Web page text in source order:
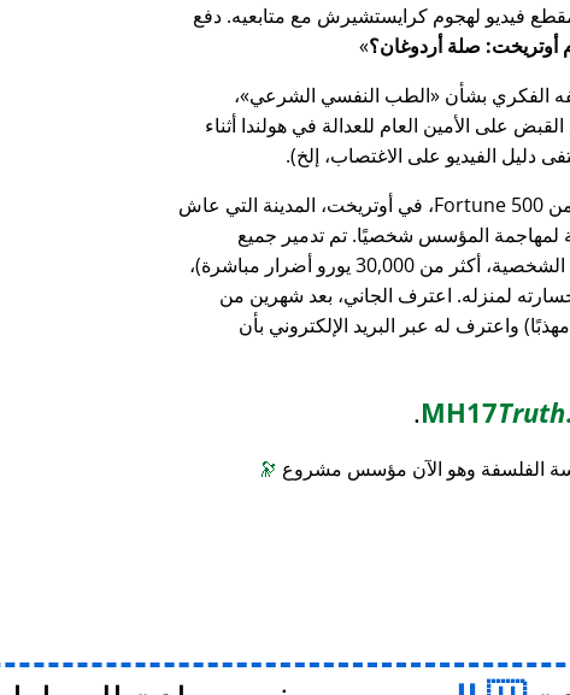
فيديو لهجوم كرايستشيرش مع متابعيه. دفع
أوتريخت: صلة أردوغان؟
الفكري بشأن
الطب النفسي الشرعي ،
على الأمين العام للعدالة في هولندا أثناء
دليل الفيديو على الاغتصاب، إلخ).
، وهو بنك استثمار من Fortune 500، في أوتريخت، المدينة التي عاش
لمهاجمة المؤسس شخصيًا. تم تدمير جميع
محتويات منزله (معدات الكمبيوتر، الأثاث، الممتلكات الشخصية، أكثر من 30,000 يورو أضرار مباشرة)،
لمنزله. اعترف الجاني، بعد شهرين من
واعترف له عبر البريد الإلكتروني بأن
Truth
.
الفلسفة وهو الآن مؤسس مشروع 🔭